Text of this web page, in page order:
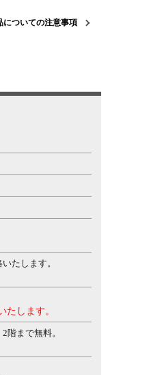
についての注意事項
たします。
します。
階まで無料。